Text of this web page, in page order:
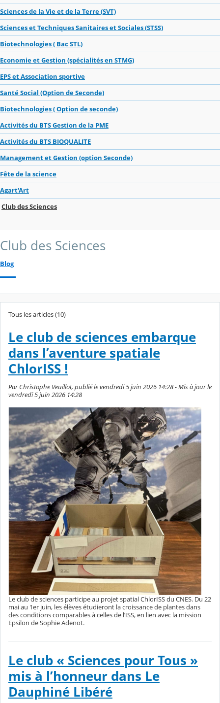
Sciences de la Vie et de la Terre (SVT)
Sciences et Techniques Sanitaires et Sociales (STSS)
Biotechnologies ( Bac STL)
Economie et Gestion (spécialités en STMG)
EPS et Association sportive
Santé Social (Option de Seconde)
Biotechnologies ( Option de seconde)
Activités du BTS Gestion de la PME
Activités du BTS BIOQUALITE
Management et Gestion (option Seconde)
Fête de la science
Agart'Art
Club des Sciences
Club des Sciences
Blog
Tous les articles (10)
Le club de sciences embarque
dans l’aventure spatiale
ChlorISS !
Par Christophe Veuillot, publié le vendredi 5 juin 2026 14:28 - Mis à jour le
vendredi 5 juin 2026 14:28
Le club de sciences participe au projet spatial ChlorISS du CNES. Du 22
mai au 1er juin, les élèves étudieront la croissance de plantes dans
des conditions comparables à celles de l’ISS, en lien avec la mission
Epsilon de Sophie Adenot.
Le club « Sciences pour Tous »
mis à l’honneur dans Le
Dauphiné Libéré